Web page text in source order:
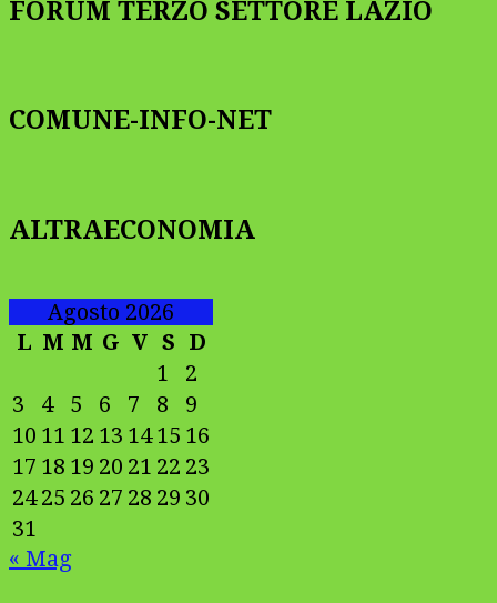
FORUM TERZO SETTORE LAZIO
COMUNE-INFO-NET
ALTRAECONOMIA
Agosto 2026
L M M G V S D
1
2
3
4 5 6 7 8
9
10 11 12 13 14 15 16
17 18 19 20 21 22 23
24 25 26 27 28 29 30
31
« Mag